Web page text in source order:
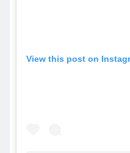
View this post on